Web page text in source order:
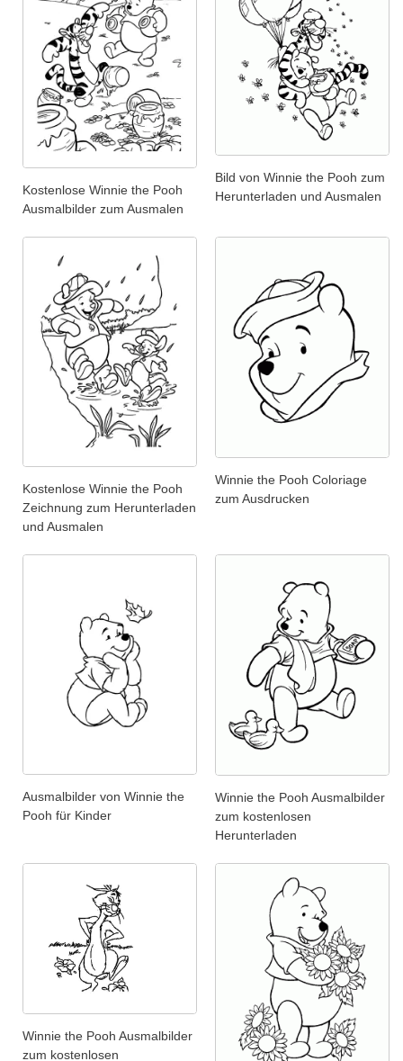
Kostenlose Winnie the Pooh
Ausmalbilder zum Ausmalen
Bild von Winnie the Pooh zum
Herunterladen und Ausmalen
Kostenlose Winnie the Pooh
Zeichnung zum Herunterladen
und Ausmalen
Winnie the Pooh Coloriage
zum Ausdrucken
Ausmalbilder von Winnie the
Pooh für Kinder
Winnie the Pooh Ausmalbilder
zum kostenlosen
Herunterladen
Winnie the Pooh Ausmalbilder
zum kostenlosen